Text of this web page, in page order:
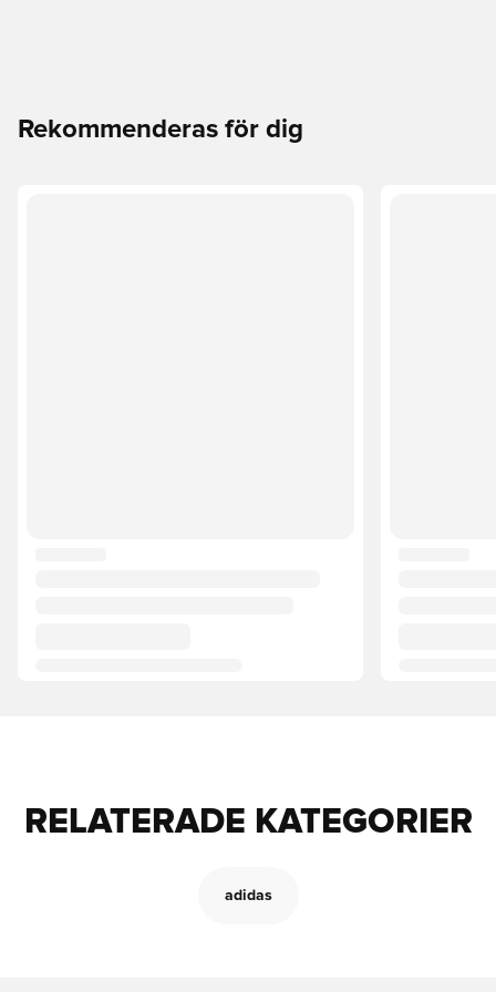
Rekommenderas för dig
RELATERADE KATEGORIER
adidas